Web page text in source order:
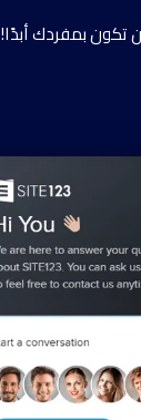
تكون بمفردك أبدًا!